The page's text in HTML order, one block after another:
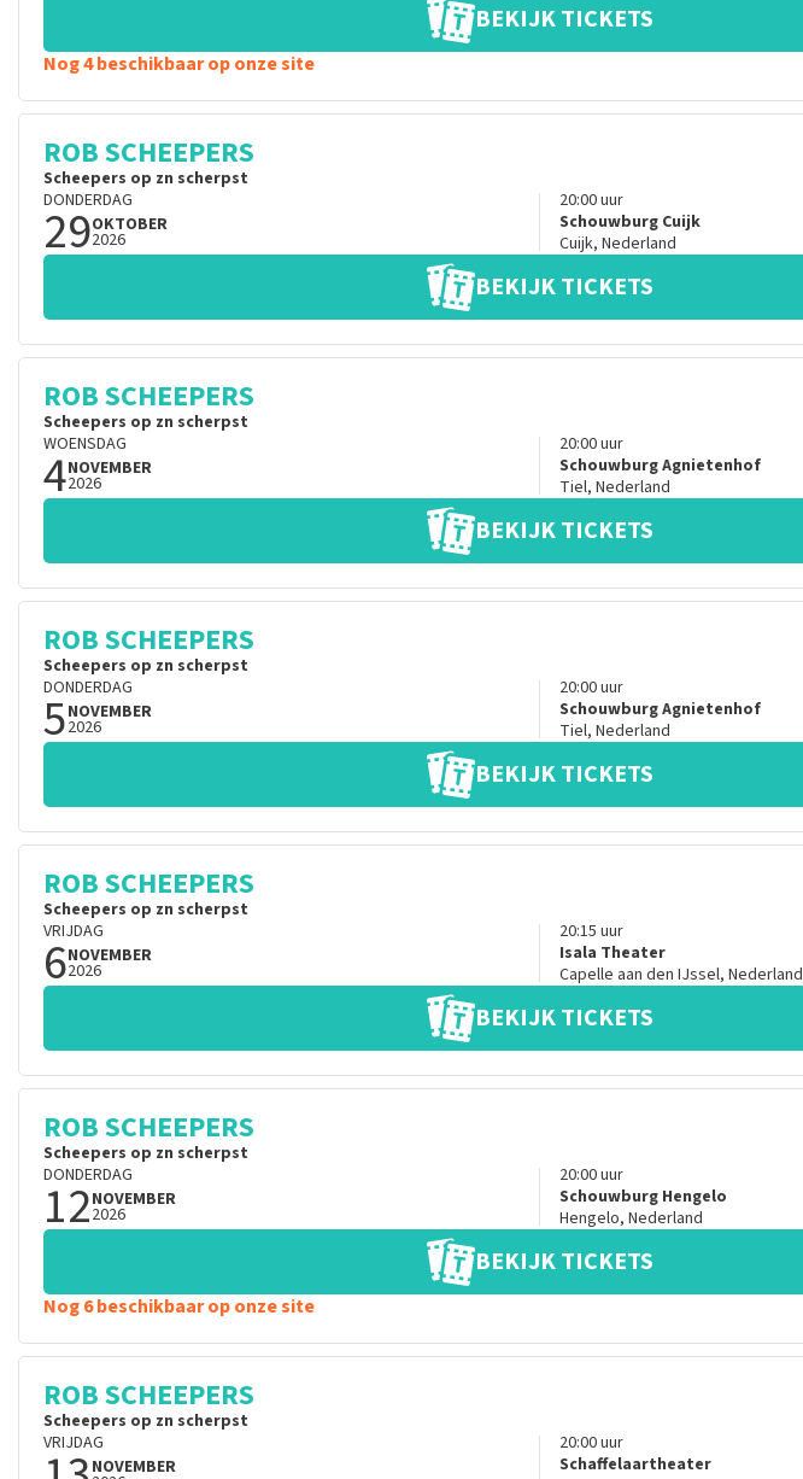
BEKIJK TICKETS
Nog 4 beschikbaar op onze site
ROB SCHEEPERS
Scheepers op zn scherpst
DONDERDAG
29OKTOBER
2026
20:00uur
Schouwburg Cuijk
Cuijk, Nederland
BEKIJK TICKETS
ROB SCHEEPERS
Scheepers op zn scherpst
WOENSDAG
4NOVEMBER
2026
20:00uur
Schouwburg Agnietenhof
Tiel, Nederland
BEKIJK TICKETS
ROB SCHEEPERS
Scheepers op zn scherpst
DONDERDAG
5NOVEMBER
2026
20:00uur
Schouwburg Agnietenhof
Tiel, Nederland
BEKIJK TICKETS
ROB SCHEEPERS
Scheepers op zn scherpst
VRIJDAG
6NOVEMBER
2026
20:15 uur
Isala Theater
Capelle aan den IJssel, Nederland
BEKIJK TICKETS
ROB SCHEEPERS
Scheepers op zn scherpst
DONDERDAG
12NOVEMBER
2026
20:00uur
Schouwburg Hengelo
Hengelo, Nederland
BEKIJK TICKETS
Nog 6 beschikbaar op onze site
ROB SCHEEPERS
Scheepers op zn scherpst
VRIJDAG
NOVEMBER
20:00uur
Schaffelaartheater